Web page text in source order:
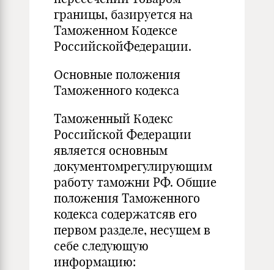
границы, базируется на
Таможенном Кодексе
РоссийскойФедерации.
Основные положения
Таможенного кодекса
Таможенный Кодекс
Российской Федерации
является основным
документомрегулирующим
работу таможни РФ. Общие
положения Таможенного
кодекса содержатсяв его
первом разделе, несущем в
себе следующую
информацию: